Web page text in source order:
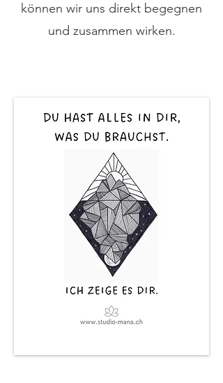
können wir uns direkt begegnen
und zusammen wirken.